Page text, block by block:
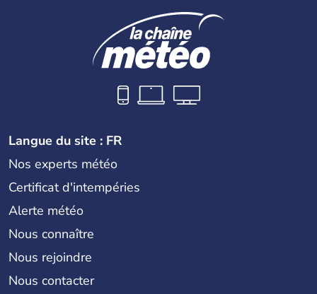
Langue du site : FR
Nos experts météo
Certificat d'intempéries
Alerte météo
Nous connaître
Nous rejoindre
Nous contacter